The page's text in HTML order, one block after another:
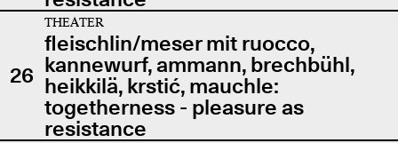
26
THEATER
fleischlin/meser mit ruocco,
kannewurf, ammann, brechbühl,
heikkilä, krstić, mauchle:
togetherness - pleasure as
resistance